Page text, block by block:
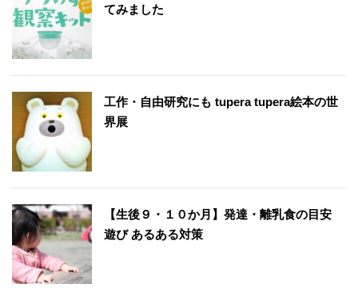
てみました
工作・自由研究にも tupera tupera絵本の世
界展
【生後９・１０か月】発達・離乳食の目安
遊び あるある対策